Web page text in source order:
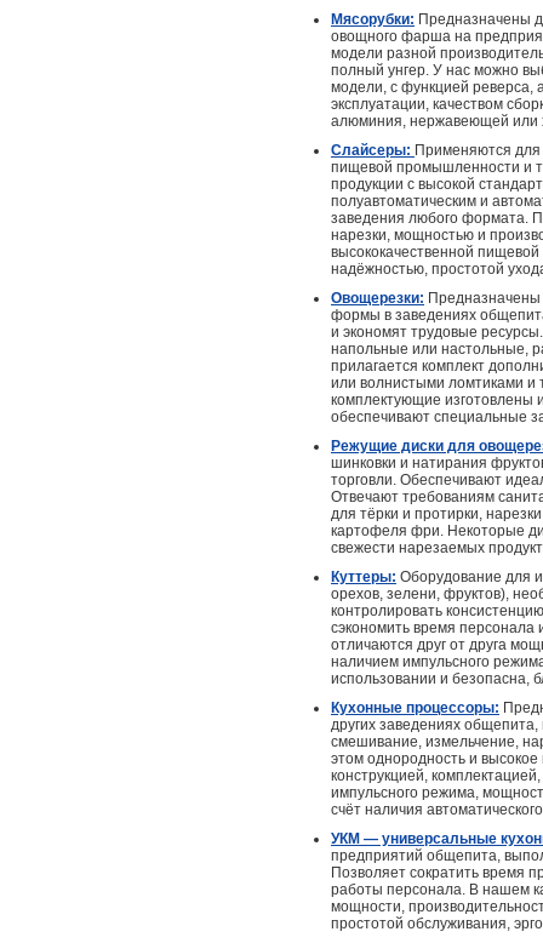
Мясорубки: Предназначены
овощного фарша на
модели разной
полный унгер. У нас можно
модели, с функцией реверса,
эксплуатации, качеством
алюминия, нержавеющей или
Слайсеры: Применяются для
пищевой промышленности и
продукции с высокой
полуавтоматическим и
заведения любого формата.
нарезки, мощностью и
высококачественной пищевой
надёжностью, простотой
Овощерезки: Предназначены
формы в заведениях
и экономят трудовые
напольные или настольные,
прилагается комплект
или волнистыми ломтиками и
комплектующие изготовлены
обеспечивают специальные
Режущие диски для
шинковки и натирания
торговли. Обеспечивают
Отвечают требованиям
для тёрки и протирки,
картофеля фри. Некоторые
свежести нарезаемых
Куттеры: Оборудование для
орехов, зелени, фруктов),
контролировать
сэкономить время персонала
отличаются друг от друга
наличием импульсного
использовании и безопасна,
Кухонные процессоры:
других заведениях
смешивание, измельчение,
этом однородность и
конструкцией,
импульсного режима,
счёт наличия
УКМ — универсальные
предприятий общепита,
Позволяет сократить время
работы персонала. В нашем
мощности,
простотой обслуживания,